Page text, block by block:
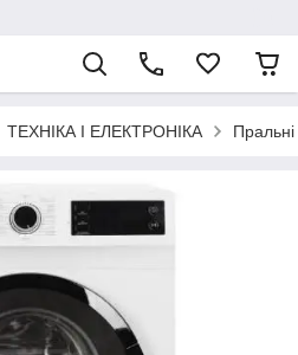
ТЕХНІКА І ЕЛЕКТРОНІКА